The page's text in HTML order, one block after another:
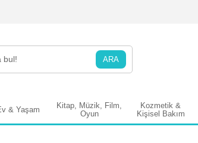
ARA
& Yaşam
Kitap, Müzik, Film,
Oyun
Kozmetik &
Kişisel Bakım